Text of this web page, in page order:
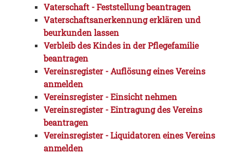
Vaterschaft - Feststellung beantragen
Vaterschaftsanerkennung erklären und
beurkunden lassen
Verbleib des Kindes in der Pflegefamilie
beantragen
Vereinsregister - Auflösung eines Vereins
anmelden
Vereinsregister - Einsicht nehmen
Vereinsregister - Eintragung des Vereins
beantragen
Vereinsregister - Liquidatoren eines Vereins
anmelden